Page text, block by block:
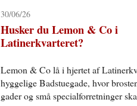
30/06/26
Husker du Lemon & Co i
Latinerkvarteret?
Lemon & Co lå i hjertet af
hyggelige Badstuegade, hvor
gader og små specialforretninger